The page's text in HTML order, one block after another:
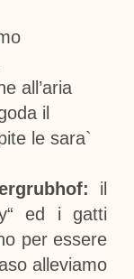
all’aria
il
le sara`
il
ed i gatti
per essere
alleviamo